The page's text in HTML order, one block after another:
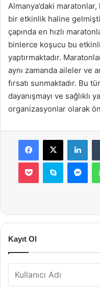
Almanya’daki
bir etkinlik haline
çapında en hızlı
binlerce koşucu bu
yaptırmaktadır.
aynı zamanda aileler ve
fırsatı sunmaktadır. Bu
dayanışmayı ve sağlıklı
organizasyonlar olarak
Facebook
X
Pocket Skype
Kayıt Ol